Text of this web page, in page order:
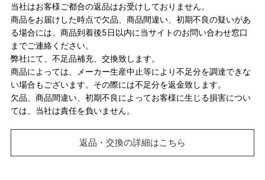
当社はお客様ご都合の返品はお受けしておりません。
商品をお届けした時点で欠品、商品間違い、初期不良の疑いがあ
る場合には、商品到着後5日以内に当サイトのお問い合わせ窓口
までご連絡ください。
弊社にて、不足品補充、交換致します。
商品によっては、メーカー生産中止等により不足分を調達できな
い場合もございます。その際には不足分を返金致します。
欠品、商品間違い、初期不良によってお客様に生じる損害につい
ては、当社は責任を負いません。
返品・交換の詳細はこちら